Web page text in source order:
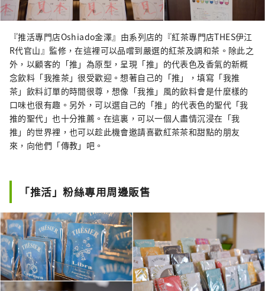
『推活專門店Oshiado金澤』由系列店的『紅茶專門店THES伊江
R代官山』監修，在這裡可以品嚐到嚴選的紅茶及調和茶。除此之
外，以顧客的「推」為原型，呈現「推」的代表色及香氣的新概
念飲料「我推茶」很受歡迎。想著自己的「推」，填寫「我推
茶」飲料訂單的時間很尊，想像「我推」風的飲料會是什麼樣的
口味也很有趣。另外，可以選自己的「推」的代表色的聖代「我
推的聖代」也十分推薦。在這裏，可以一個人盡情沉浸在「我
推」的世界裡，也可以趁此機會邀請喜歡紅茶茶和甜點的朋友
來，向他們「傳教」吧。
「推活」粉絲專用周邊販售